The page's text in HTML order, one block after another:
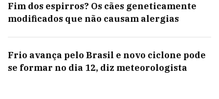
Fim dos espirros? Os cães geneticamente
modificados que não causam alergias
Frio avança pelo Brasil e novo ciclone pode
se formar no dia 12, diz meteorologista